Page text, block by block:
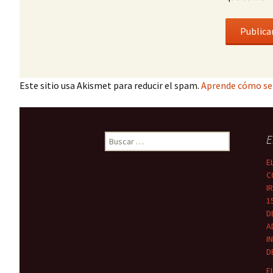
Este sitio usa Akismet para reducir el spam. Aprende cómo
Buscar: